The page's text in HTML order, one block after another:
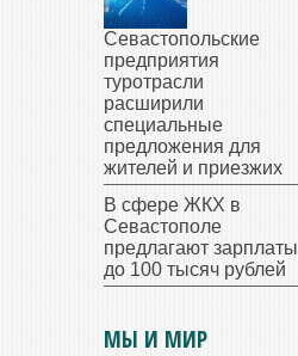
Севастопольские
предприятия
туротрасли
расширили
специальные
предложения для
жителей и приезжих
В сфере ЖКХ в
Севастополе
предлагают зарплаты
до 100 тысяч рублей
МЫ И МИР